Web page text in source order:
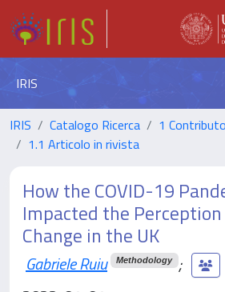
IRIS
IRIS Catalogo Ricerca
1
1.1 Articolo in rivista
How the COVID-19
Impacted the
Change in the UK
Gabriele Ruiu Methodology
;